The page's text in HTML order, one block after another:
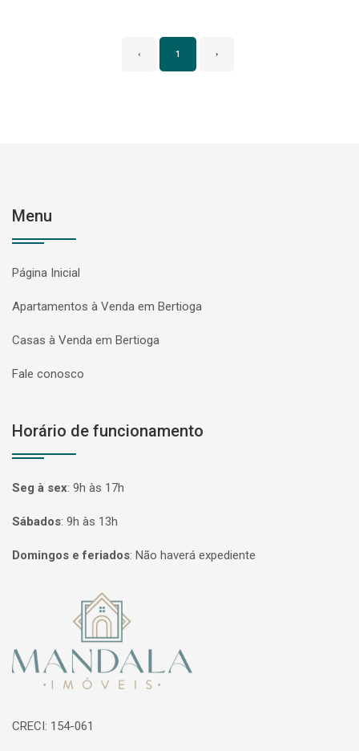
‹ 1 ›
Menu
Página Inicial
Apartamentos à Venda em Bertioga
Casas à Venda em Bertioga
Fale conosco
Horário de funcionamento
Seg à sex: 9h às 17h
Sábados: 9h às 13h
Domingos e feriados: Não haverá expediente
Página inicial
CRECI: 154-061